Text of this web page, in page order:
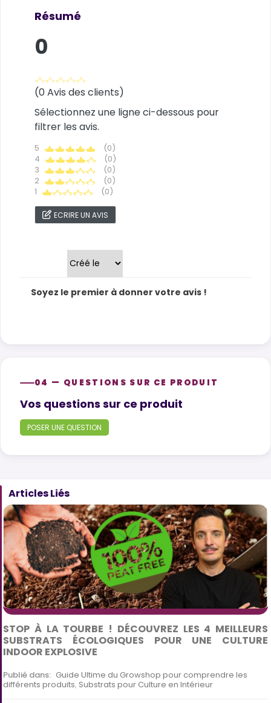
Résumé
0
(0 Avis des clients)
Sélectionnez une ligne ci-dessous pour
filtrer les avis.
5
(0)
4
(0)
3
(0)
2
(0)
1
(0)
ECRIRE UN AVIS
Soyez le premier à donner votre avis !
04 — QUESTIONS SUR CE PRODUIT
Product questions
Vos questions sur ce produit
POSER UNE QUESTION
Articles Liés
STOP À LA TOURBE ! DÉCOUVREZ LES 4 MEILLEURS
SUBSTRATS ÉCOLOGIQUES POUR UNE CULTURE
INDOOR EXPLOSIVE
Publié dans: Guide Ultime du Growshop pour comprendre les
différents produits, Substrats pour Culture en Intérieur